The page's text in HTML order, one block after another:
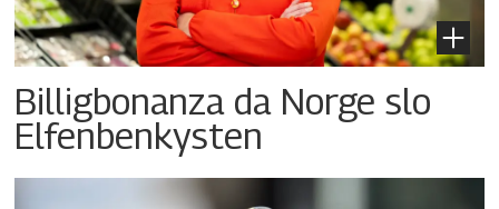
Billigbonanza da Norge slo
Elfenbenkysten